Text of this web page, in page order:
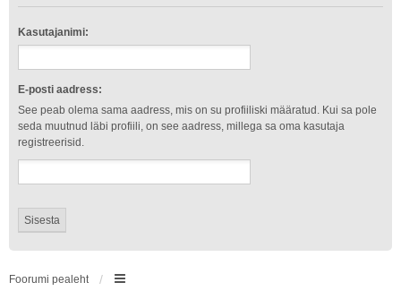
Kasutajanimi:
E-posti aadress:
See peab olema sama aadress, mis on su profiiliski määratud. Kui sa pole
seda muutnud läbi profiili, on see aadress, millega sa oma kasutaja
registreerisid.
Foorumi pealeht